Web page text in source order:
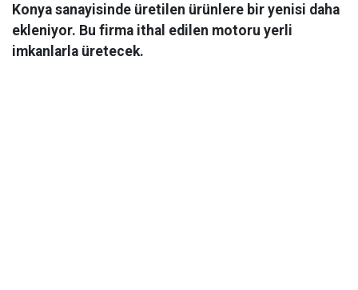
Konya sanayisinde üretilen ürünlere bir yenisi daha
ekleniyor. Bu firma ithal edilen motoru yerli
imkanlarla üretecek.